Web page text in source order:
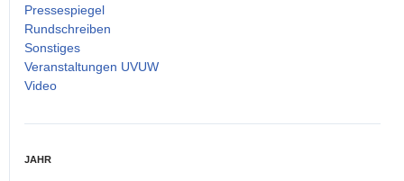
Pressespiegel
Rundschreiben
Sonstiges
Veranstaltungen UVUW
Video
JAHR